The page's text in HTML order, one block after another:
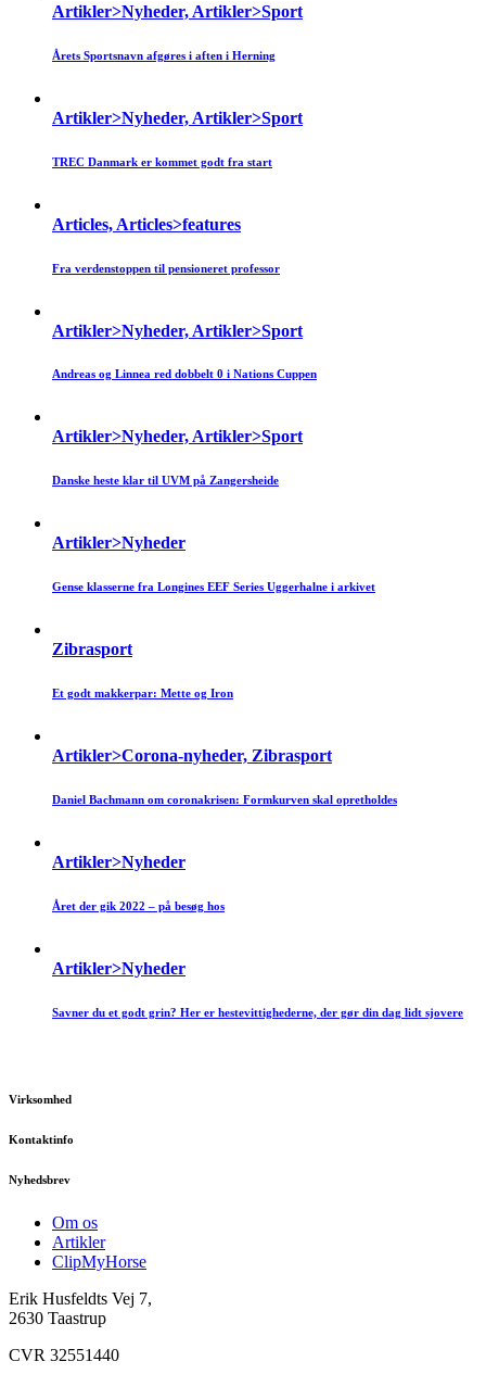
Artikler>Nyheder, Artikler>Sport
Årets Sportsnavn afgøres i aften i Herning
Artikler>Nyheder, Artikler>Sport
TREC Danmark er kommet godt fra start
Articles, Articles>features
Fra verdenstoppen til pensioneret professor
Artikler>Nyheder, Artikler>Sport
Andreas og Linnea red dobbelt 0 i Nations Cuppen
Artikler>Nyheder, Artikler>Sport
Danske heste klar til UVM på Zangersheide
Artikler>Nyheder
Gense klasserne fra Longines EEF Series Uggerhalne i arkivet
Zibrasport
Et godt makkerpar: Mette og Iron
Artikler>Corona-nyheder, Zibrasport
Daniel Bachmann om coronakrisen: Formkurven skal opretholdes
Artikler>Nyheder
Året der gik 2022 – på besøg hos
Artikler>Nyheder
Savner du et godt grin? Her er hestevittighederne, der gør din dag lidt sjovere
Virksomhed
Kontaktinfo
Nyhedsbrev
Om os
Artikler
ClipMyHorse
Erik Husfeldts Vej 7,
2630 Taastrup
CVR 32551440